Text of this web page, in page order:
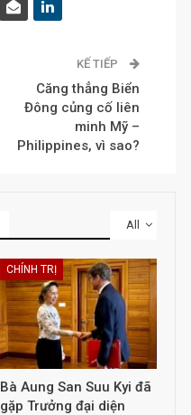
KẾ TIẾP
Căng thẳng Biển
Đông củng cố liên
minh Mỹ –
Philippines, vì sao?
All
CHÍNH TRỊ
Bà Aung San Suu Kyi đã
gặp Trưởng đại diện